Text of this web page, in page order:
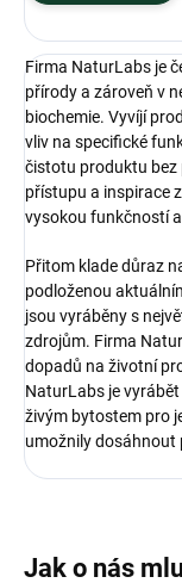
Firma NaturLabs je
přírody a zároveň v
biochemie. Vyvíjí
vliv na specifické
čistotu produktu bez
přístupu a inspirace
vysokou funkčností
Přitom klade důraz
podloženou
jsou vyráběny s
zdrojům. Firma
dopadů na životní
NaturLabs je
živým bytostem pro
umožnily dosáhnout